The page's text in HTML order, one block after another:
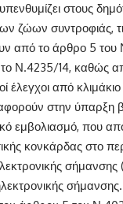
στους
ζώων συντροφιάς,
από το άρθρο 5
Ν.4235/14, καθώς
έλεγχοι από
στην ύπαρξη
εμβολιασμό, που
κονκάρδας στο
σήμανσης.